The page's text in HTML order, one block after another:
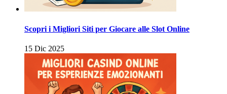
Scopri i Migliori Siti per Giocare alle Slot Online
15 Dic 2025